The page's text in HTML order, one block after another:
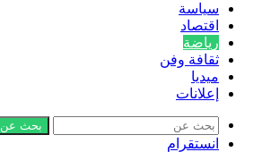
سياسة
اقتصاد
رياضة
ثقافة وفن
ميديا
إعلانات
بحث عن
انستقرام